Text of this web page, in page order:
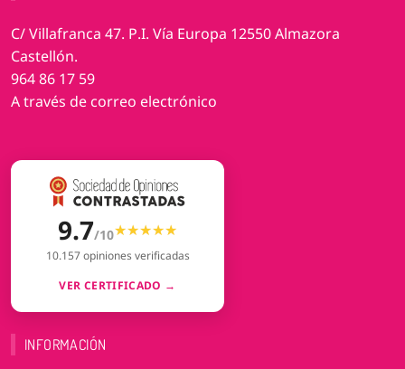
C/ Villafranca 47. P.I. Vía Europa 12550 Almazora
Castellón.
964 86 17 59
A través de correo electrónico
9.7/10★★★★★
★★★★★
10.157 opiniones verificadas
VER CERTIFICADO →
INFORMACIÓN